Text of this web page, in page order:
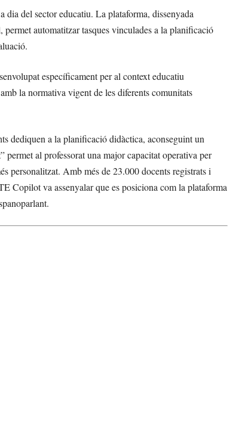
del sector educatiu. La plataforma, dissenyada
automatitzar tasques vinculades a la planificació
específicament per al context educatiu
la normativa vigent de les diferents comunitats
dediquen a la planificació didàctica, aconseguint un
permet al professorat una major capacitat operativa per
personalitzat. Amb més de 23.000 docents registrats i
Copilot va assenyalar que es posiciona com la plataforma